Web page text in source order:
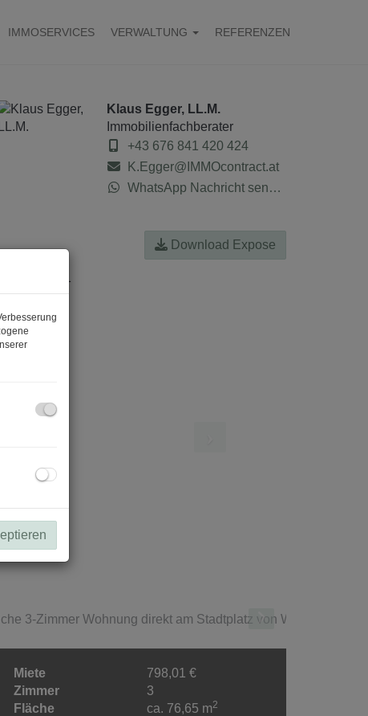
IMMOSERVICES VERWALTUNG REFERENZEN
Klaus Egger, LL.M.
Immobilienfachberater
+43 676 841 420 424
K.Egger@IMMOcontract.at
WhatsApp Nachricht senden
Download Expose
Miete
798,01 €
Zimmer
3
Fläche
ca. 76,65 m2